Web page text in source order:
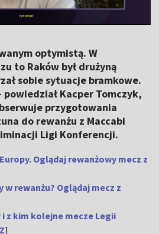
optymistą. W
to Raków był drużyną
sobie sytuacje bramkowe.
powiedział Kacper Tomczyk,
przygotowania
do rewanżu z Maccabi
Ligi Konferencji.
Oglądaj rewanżowy mecz z
rewanżu? Oglądaj mecz z
i z kim kolejne mecze Legii
]